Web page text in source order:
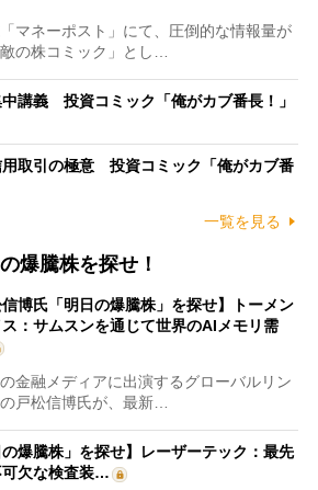
マネーポスト」にて、圧倒的な情報量が
の株コミック」とし…
講義 投資コミック「俺がカブ番長！」
取引の極意 投資コミック「俺がカブ番
一覧を見る
爆騰株を探せ！
信博氏「明日の爆騰株」を探せ】トーメン
：サムスンを通じて世界のAIメモリ需
金融メディアに出演するグローバルリン
戸松信博氏が、最新…
の爆騰株」を探せ】レーザーテック：最先
可欠な検査装…